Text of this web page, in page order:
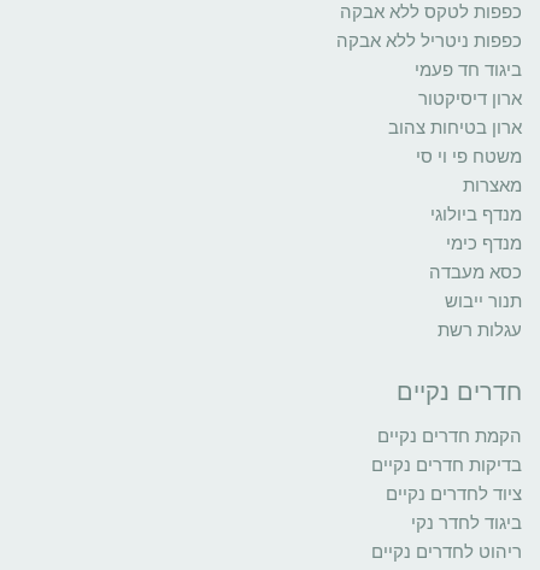
כפפות לטקס ללא אבקה
כפפות ניטריל ללא אבקה
ביגוד חד פעמי
ארון דיסיקטור
ארון בטיחות צהוב
משטח פי וי סי
מאצרות
מנדף ביולוגי
מנדף כימי
כסא מעבדה
תנור ייבוש
עגלות רשת
חדרים נקיים
הקמת חדרים נקיים
בדיקות חדרים נקיים
ציוד לחדרים נקיים
ביגוד לחדר נקי
ריהוט לחדרים נקיים